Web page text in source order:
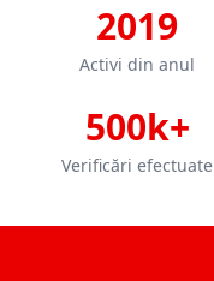
2019
Activi din anul
500k+
Verificări efectuate